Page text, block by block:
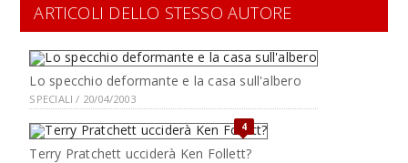
ARTICOLI DELLO STESSO AUTORE
Lo specchio deformante e la casa sull'albero
SPECIALI / 20/04/2003
4
Terry Pratchett ucciderà Ken Follett?